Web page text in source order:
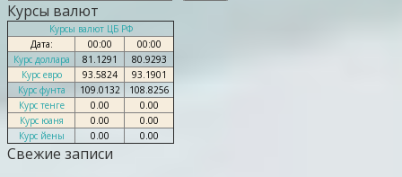
Курсы валют
Курсы валют ЦБ РФ
Дата:
00:00
00:00
Курс доллара
81.1291
80.9293
Курс евро
93.5824
93.1901
Курс фунта
109.0132
108.8256
Курс тенге
0.00
0.00
Курс юаня
0.00
0.00
Курс йены
0.00 0.00
Свежие записи